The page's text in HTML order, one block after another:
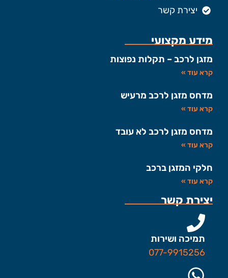
יצירת קשר
מידע מקצועי
מזגן לרכב – תקלות נפוצות
קרא עוד »
מדחס מזגן לרכב מרעיש
קרא עוד »
מדחס מזגן לרכב לא עובד
קרא עוד »
חלקי המזגן ברכב
קרא עוד »
יצירת קשר
תמיכה ושירות
077-9915256